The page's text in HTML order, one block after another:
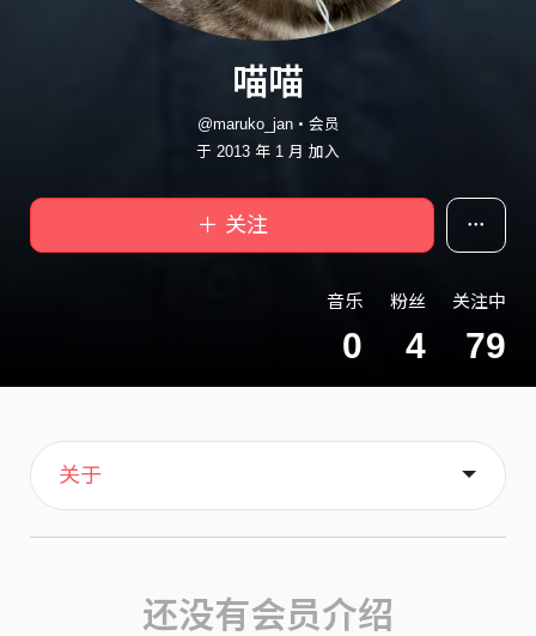
喵喵
@maruko_jan・会员
于 2013 年 1 月 加入
＋ 关注
音乐
0
粉丝
4
关注中
79
主页
歌单
喜欢
关于
还没有会员介绍